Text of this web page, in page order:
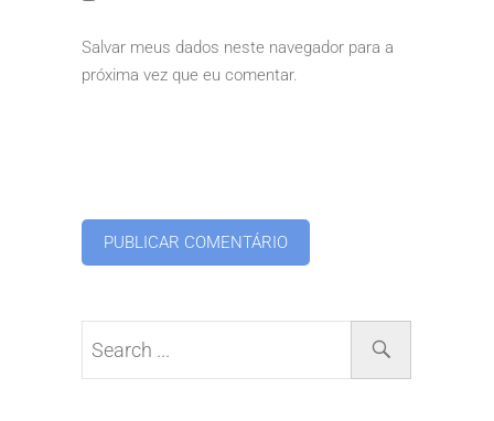
Salvar meus dados neste navegador para a
próxima vez que eu comentar.